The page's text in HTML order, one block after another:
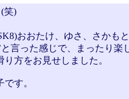
笑)
おおたけ、ゆさ、さかも
言った感じで、まったり楽
方をお見せしました。
す。